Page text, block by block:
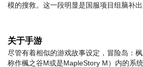
模的搜救。 这一段明显是国服项目组脑补
关于手游
尽管有着相似的游戏故事设定，冒险岛：
称作楓之谷M或是MapleStory M）内的系